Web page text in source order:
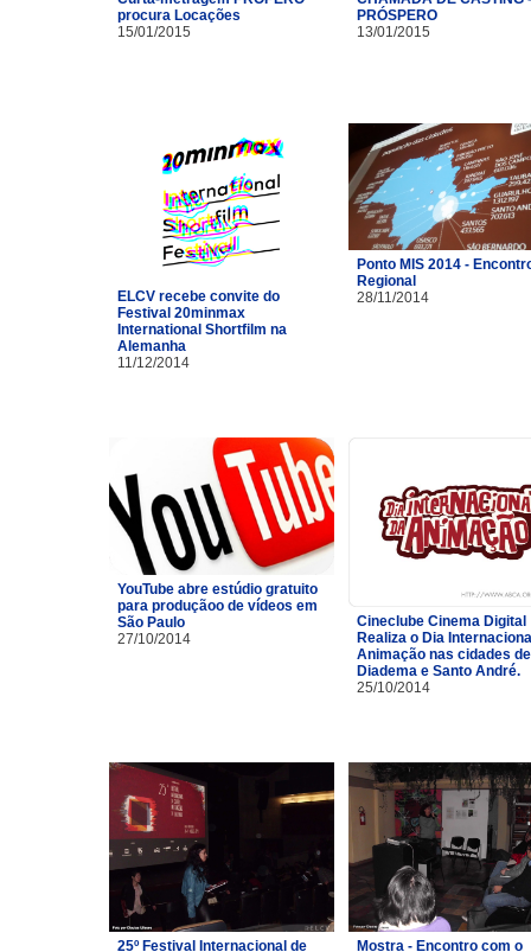
procura Locações
15/01/2015
PRÓSPERO
13/01/2015
ELCV recebe convite do
Festival 20minmax
International Shortfilm na
Alemanha
11/12/2014
Ponto MIS 2014 -
Regional
28/11/2014
YouTube abre estúdio gratuito
para produçãoo de vídeos em
São Paulo
27/10/2014
Cineclube Cinema Digital
Realiza o Dia
Animação nas cidades de
Diadema e Santo André.
25/10/2014
25º Festival Internacional de
Mostra - Encontro com o